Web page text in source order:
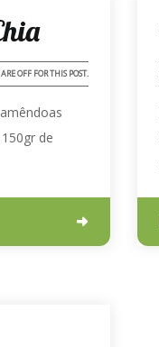
OFF FOR THIS POST.
de